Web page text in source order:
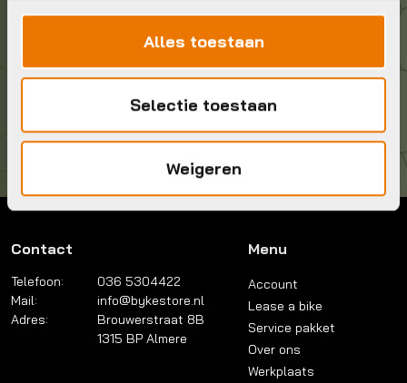
Alles toestaan
Selectie toestaan
Weigeren
Kom langs!
Brouwerstraat 8B
1315 BP Almere
Contact
Telefoon:
036 5304422
Mail:
info@bykestore.nl
Adres:
Brouwerstraat 8B
1315 BP Almere
Menu
Account
Lease a bike
Service pakket
Over ons
Werkplaats